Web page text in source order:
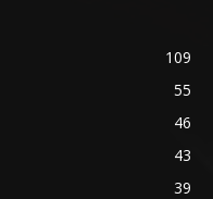
109
55
46
43
39